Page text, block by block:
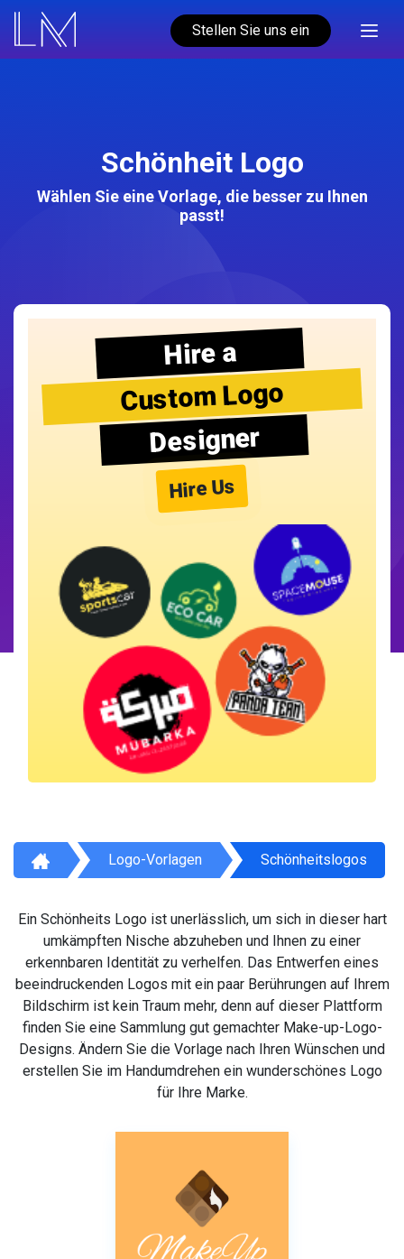
Stellen Sie uns ein
Schönheit Logo
Wählen Sie eine Vorlage, die besser zu Ihnen
passt!
Hire a
Custom Logo
Designer
Hire Us
Logo-Vorlagen Schönheitslogos
Ein Schönheits Logo ist unerlässlich, um sich in dieser hart
umkämpften Nische abzuheben und Ihnen zu einer
erkennbaren Identität zu verhelfen. Das Entwerfen eines
beeindruckenden Logos mit ein paar Berührungen auf Ihrem
Bildschirm ist kein Traum mehr, denn auf dieser Plattform
finden Sie eine Sammlung gut gemachter Make-up-Logo-
Designs. Ändern Sie die Vorlage nach Ihren Wünschen und
erstellen Sie im Handumdrehen ein wunderschönes Logo
für Ihre Marke.